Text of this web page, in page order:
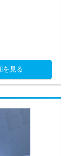
を見る